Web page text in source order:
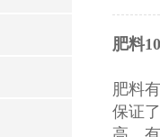
肥料
肥料
保证